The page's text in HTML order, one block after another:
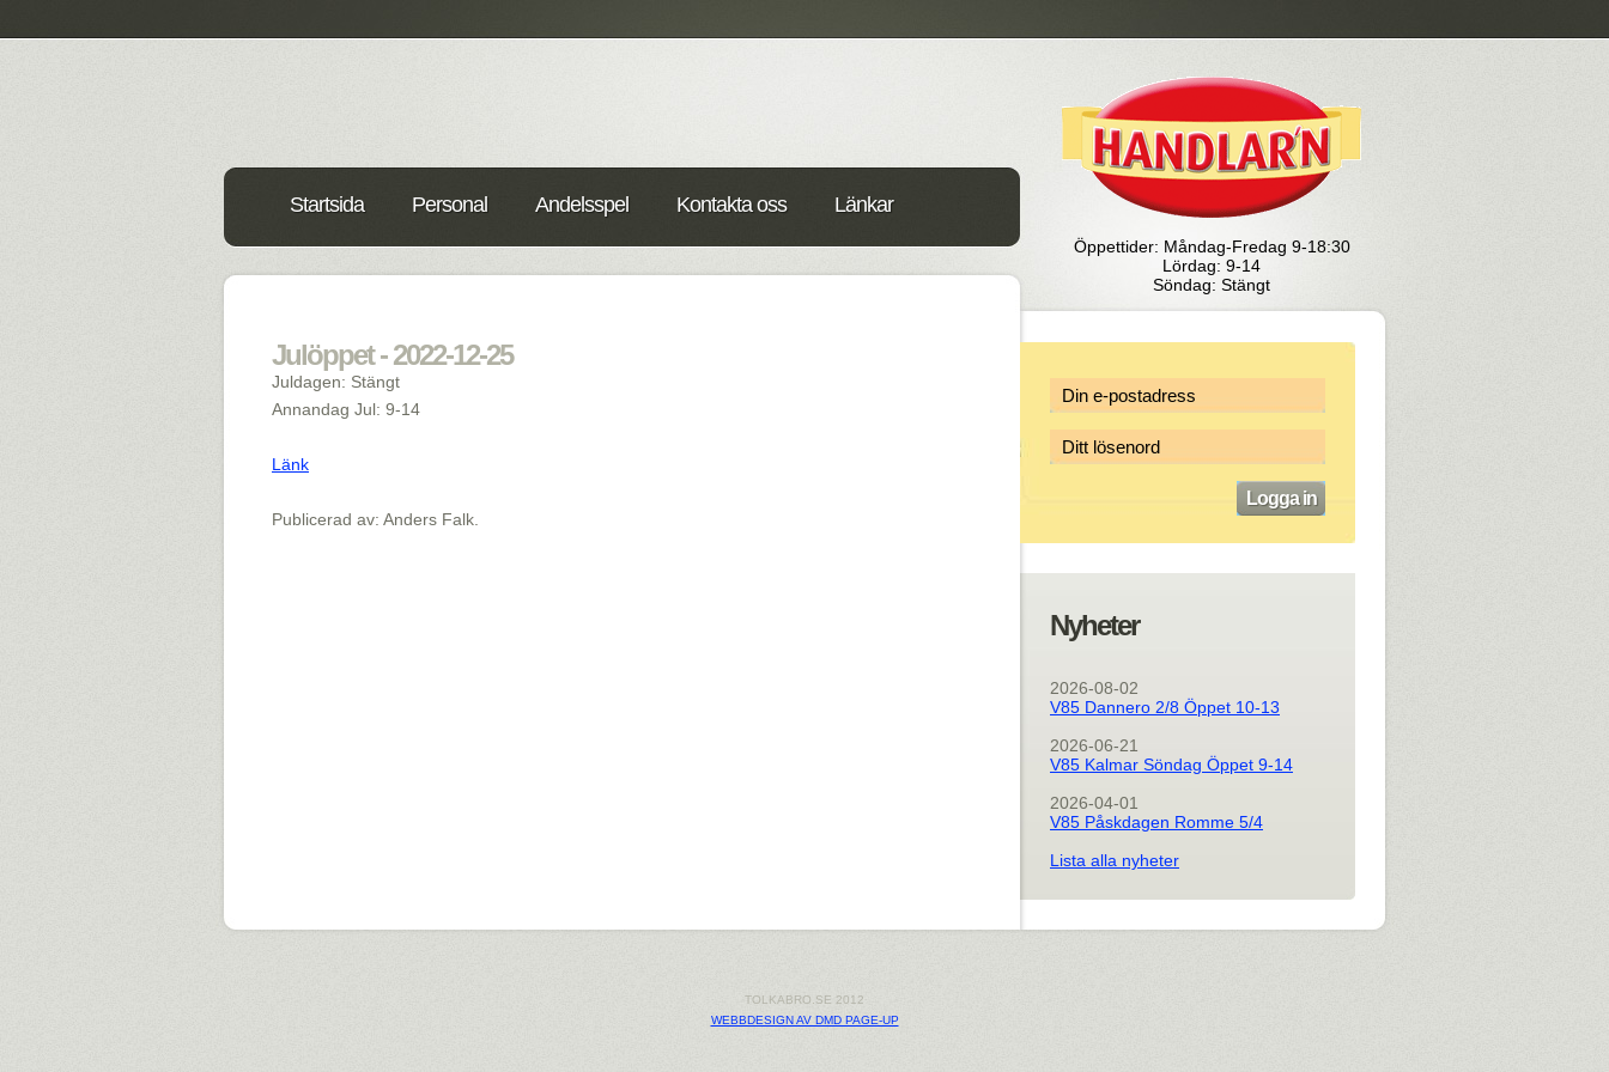
Öppettider: Måndag-Fredag 9-18:30
Lördag: 9-14
Söndag: Stängt
Startsida Personal Andelsspel Kontakta oss Länkar
Julöppet - 2022-12-25
Juldagen: Stängt
Annandag Jul: 9-14
Länk
Publicerad av: Anders Falk.
Nyheter
2026-08-02
V85 Dannero 2/8 Öppet 10-13
2026-06-21
V85 Kalmar Söndag Öppet 9-14
2026-04-01
V85 Påskdagen Romme 5/4
Lista alla nyheter
TOLKABRO.SE 2012
WEBBDESIGN AV DMD PAGE-UP